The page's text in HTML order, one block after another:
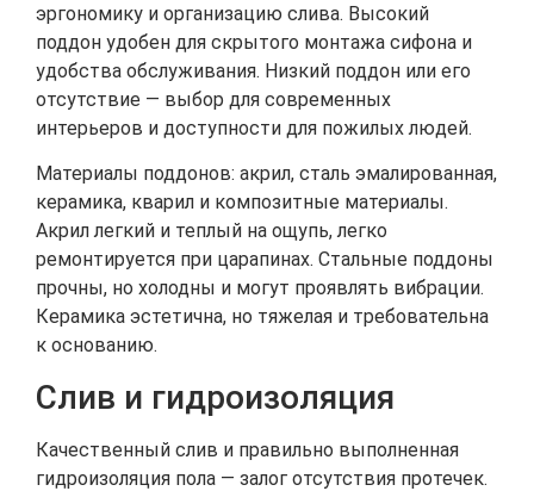
эргономику и организацию слива. Высокий
поддон удобен для скрытого монтажа сифона и
удобства обслуживания. Низкий поддон или его
отсутствие — выбор для современных
интерьеров и доступности для пожилых людей.
Материалы поддонов: акрил, сталь эмалированная,
керамика, кварил и композитные материалы.
Акрил легкий и теплый на ощупь, легко
ремонтируется при царапинах. Стальные поддоны
прочны, но холодны и могут проявлять вибрации.
Керамика эстетична, но тяжелая и требовательна
к основанию.
Слив и гидроизоляция
Качественный слив и правильно выполненная
гидроизоляция пола — залог отсутствия протечек.